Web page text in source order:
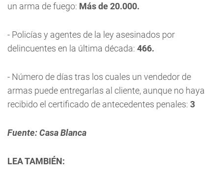
un arma de fuego: Más de 20.000.
- Policías y agentes de la ley asesinados por
delincuentes en la última década: 466.
- Número de días tras los cuales un vendedor de
armas puede entregarlas al cliente, aunque no haya
recibido el certificado de antecedentes penales: 3
Fuente: Casa Blanca
LEA TAMBIÉN: